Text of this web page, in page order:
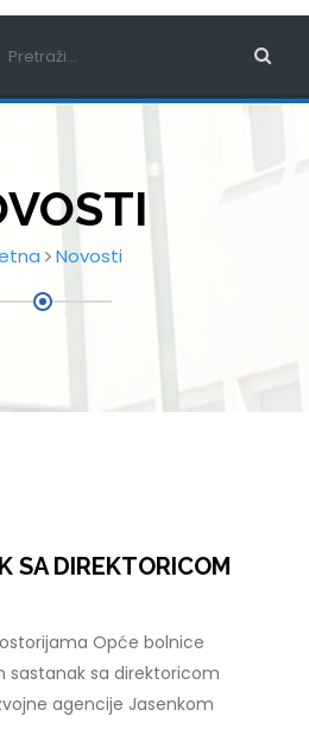
Novosti
SA DIREKTORICOM
Opće bolnice
sastanak sa direktoricom
agencije Jasenkom